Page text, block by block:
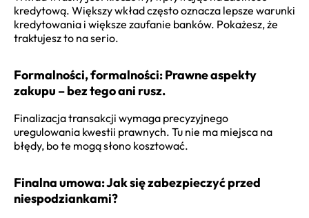
kredytową. Większy wkład często oznacza lepsze warunki
kredytowania i większe zaufanie banków. Pokażesz, że
traktujesz to na serio.
Formalności, formalności: Prawne aspekty
zakupu – bez tego ani rusz.
Finalizacja transakcji wymaga precyzyjnego
uregulowania kwestii prawnych. Tu nie ma miejsca na
błędy, bo te mogą słono kosztować.
Finalna umowa: Jak się zabezpieczyć przed
niespodziankami?